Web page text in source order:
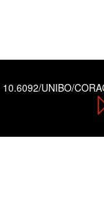
10.6092/UNIBO/